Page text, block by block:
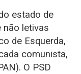
estado de
não letivas
de Esquerda,
comunista,
O PSD